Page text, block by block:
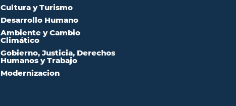
Cultura y Turismo
Desarrollo Humano
Ambiente y Cambio
Climático
Gobierno, Justicia, Derechos
Humanos y Trabajo
Modernizacion